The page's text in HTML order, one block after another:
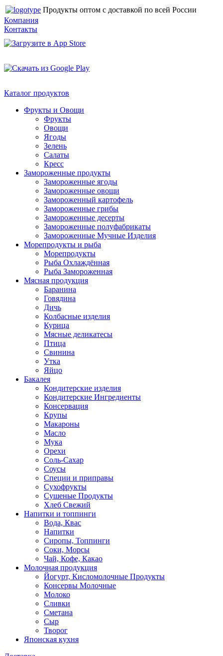
Продукты оптом с доставкой по всей России
Компания
Контакты
Каталог продуктов
Фрукты и Овощи
Фрукты
Овощи
Ягоды
Зелень
Салаты
Кресс
Замороженные продукты
Замороженные ягоды
Замороженные овощи
Замороженный картофель
Замороженные грибы
Замороженные десерты
Замороженные полуфабрикаты
Замороженные Мучные Изделия
Морепродукты и рыба
Морепродукты
Рыба Охлаждённая
Рыба Замороженная
Мясная продукция
Баранина
Говядина
Дичь
Колбасные изделия
Курица
Мясные деликатесы
Птица
Свинина
Утка
Яйцо
Бакалея
Кондитерские изделия
Кондитерские Ингредиенты
Консервация
Крупы
Макароны
Масло
Мука
Орехи
Соль-Сахар
Соусы
Специи и приправы
Сухофрукты
Сушеные Продукты
Хлеб Свежий
Напитки и топпинги
Вода, Квас
Напитки
Сиропы, Топпинги
Соки, Морсы
Чай, Кофе, Какао
Молочная продукция
Йогурт, Кисломолочные Продукты
Консервы Молочные
Молоко
Сливки
Сметана
Сыр
Творог
Японская кухня